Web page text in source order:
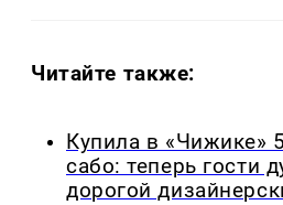
Читайте также:
Купила в «Чижике»
сабо: теперь гости
дорогой